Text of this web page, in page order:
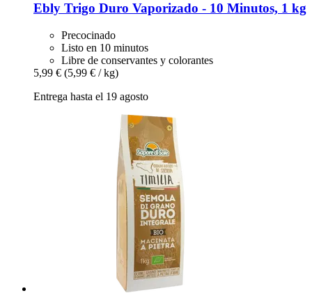
Ebly Trigo Duro Vaporizado -​ 10 Minutos, 1 kg
Precocinado
Listo en 10 minutos
Libre de conservantes y colorantes
5,99 € (5,99 € / kg)
Entrega hasta el 19 agosto